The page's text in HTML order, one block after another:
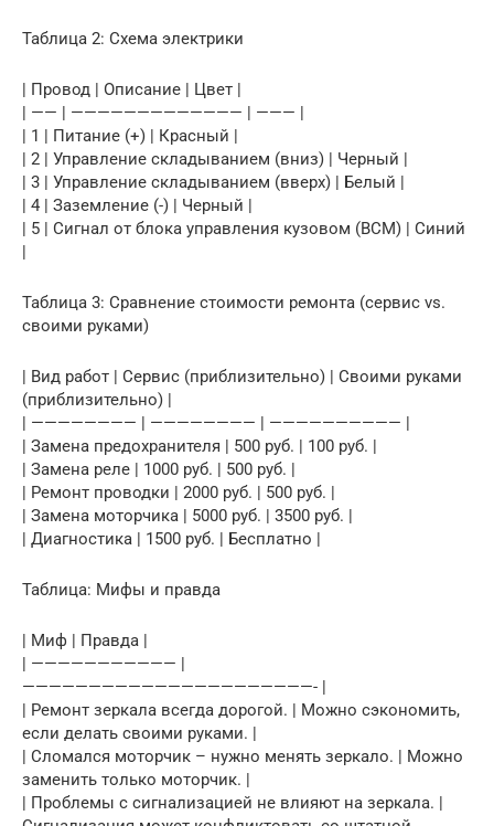
Таблица 2: Схема электрики
| Провод | Описание | Цвет |
| —— | ————————————— | ——— |
| 1 | Питание (+) | Красный |
| 2 | Управление складыванием (вниз) | Черный |
| 3 | Управление складыванием (вверх) | Белый |
| 4 | Заземление (-) | Черный |
| 5 | Сигнал от блока управления кузовом (BCM) | Синий
|
Таблица 3: Сравнение стоимости ремонта (сервис vs.
своими руками)
| Вид работ | Сервис (приблизительно) | Своими руками
(приблизительно) |
| ———————— | ———————— | —————————— |
| Замена предохранителя | 500 руб. | 100 руб. |
| Замена реле | 1000 руб. | 500 руб. |
| Ремонт проводки | 2000 руб. | 500 руб. |
| Замена моторчика | 5000 руб. | 3500 руб. |
| Диагностика | 1500 руб. | Бесплатно |
Таблица: Мифы и правда
| Миф | Правда |
| ——————————— |
——————————————————————- |
| Ремонт зеркала всегда дорогой. | Можно сэкономить,
если делать своими руками. |
| Сломался моторчик – нужно менять зеркало. | Можно
заменить только моторчик. |
| Проблемы с сигнализацией не влияют на зеркала. |